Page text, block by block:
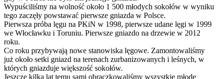
Wypuściliśmy na wolność około 1 500 młodych sokołów w wyniku
tego zaczęły powstawać pierwsze gniazda w Polsce.
Pierwsza próba lęgu na PKiN w 1998, pierwsze udane lęgi w 1999
we Włocławku i Toruniu. Pierwsze gniazdo na drzewie w 2012
roku.
Co roku przybywają nowe stanowiska lęgowe. Zamontowaliśmy
już około setki gniazd na terenach zurbanizowanych i leśnych, w
których gniazduje większość sokołów.
Jeszcze kilka lat temu sami obrączkowaliśmy wszystkie młode